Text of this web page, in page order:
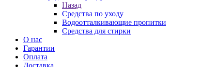
Назад
Средства по уходу
Водоотталкивающие пропитки
Средства для стирки
О нас
Гарантии
Оплата
Доставка